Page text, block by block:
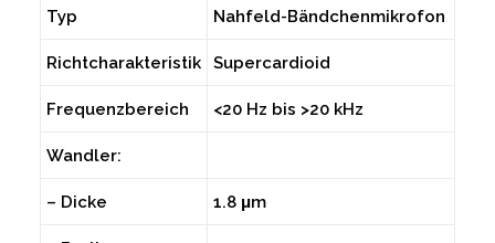
Typ Nahfeld-Bändchenmikrofon
Richtcharakteristik Supercardioid
Frequenzbereich <20 Hz bis >20 kHz
Wandler:
– Dicke 1.8 μm